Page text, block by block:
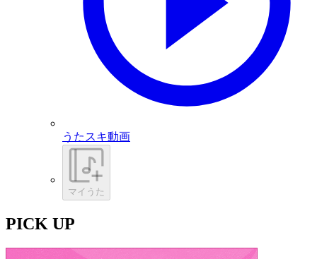
うたスキ動画
マイうた
PICK UP